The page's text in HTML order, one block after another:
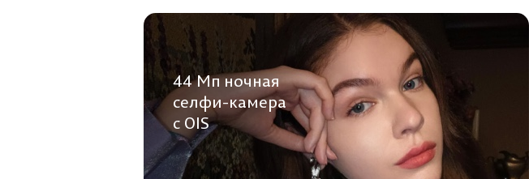
44 Мп ночная
селфи-камера
с OIS